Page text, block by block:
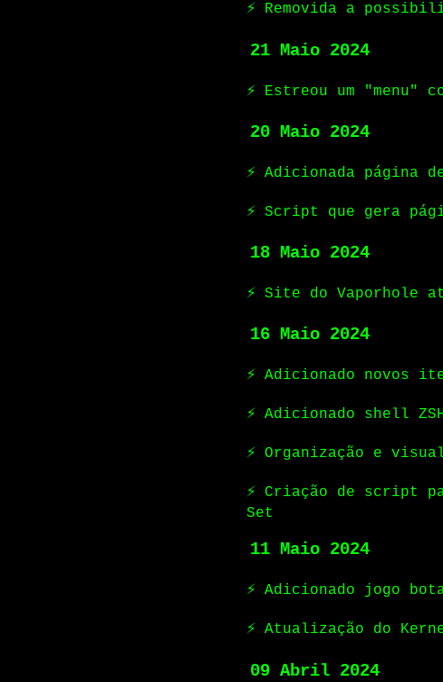
⚡ Removida a
21 Maio 2024
⚡ Estreou um "menu"
20 Maio 2024
⚡ Adicionada página
⚡ Script que gera
18 Maio 2024
⚡ Site do Vaporhole
16 Maio 2024
⚡ Adicionado novos
⚡ Adicionado shell
⚡ Organização e
⚡ Criação de script
Set
11 Maio 2024
⚡ Adicionado jogo
⚡ Atualização do
09 Abril 2024